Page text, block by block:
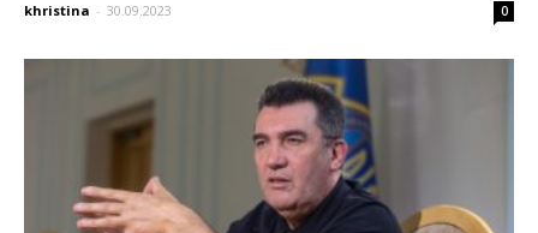
khristina - 30.09.2023 0